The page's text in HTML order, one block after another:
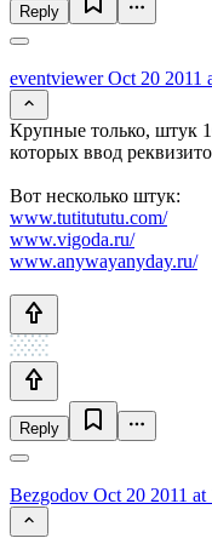
Reply
eventviewerOct 20 2011
Крупные только, штук
которых ввод
Вот несколько штук:
www.tutitututu.com/
www.vigoda.ru/
www.anywayanyday.ru/
Reply
Bezgodov Oct 20 2011 at